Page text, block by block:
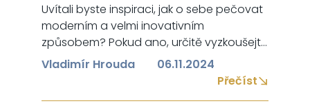
Uvítali byste inspiraci, jak o sebe pečovat
moderním a velmi inovativním
způsobem? Pokud ano, určitě vyzkoušejte
světový unikát HUMAN REGENERATOR, díky
kterému se budete cítit skvěle. Jaké
Vladimír Hrouda
06.11.2024
Přečíst